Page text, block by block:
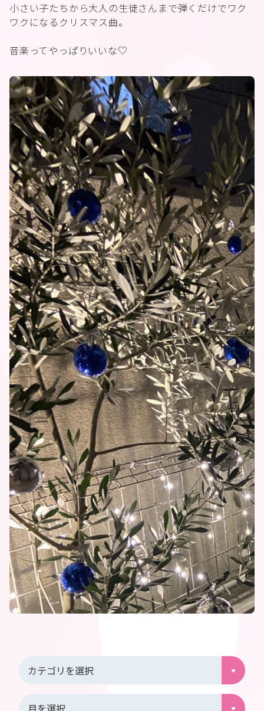
小さい子たちから大人の生徒さんまで弾くだけでワク
ワクになるクリスマス曲。
音楽ってやっぱりいいな♡